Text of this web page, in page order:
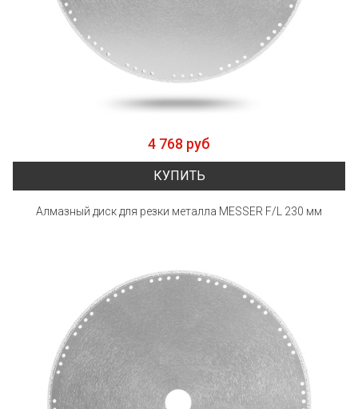
4 768 руб
КУПИТЬ
Алмазный диск для резки металла MESSER F/L 230 мм